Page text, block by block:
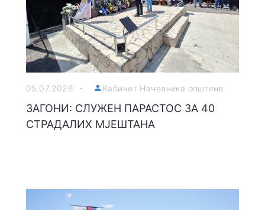
05.07.2026 Кабинет Начелника општине
ЗАГОНИ: СЛУЖЕН ПАРАСТОС ЗА 40
СТРАДАЛИХ МЈЕШТАНА